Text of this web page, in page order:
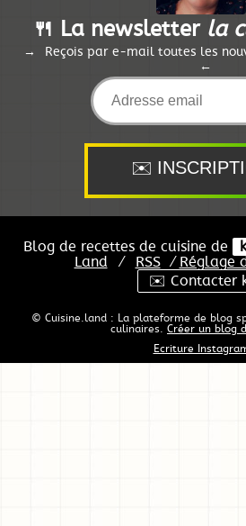
🍴 La newsletter la
Reçois par e-mail toutes les
Blog de recettes de cuisine de
Land
⁄ RSS ⁄ Réglage
✉️ Contacter
© Cuisine.land : La plateforme de blog
culinaires. Créer un blog
Ecriture